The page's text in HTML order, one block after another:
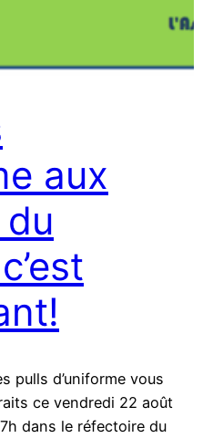
aux
pulls d’uniforme vous
ce vendredi 22 août
dans le réfectoire du